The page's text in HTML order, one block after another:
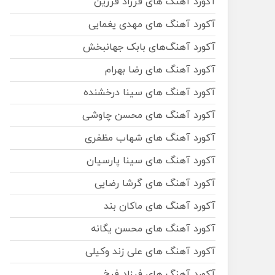
آکورد آهنگ های مهدی یغمایی
آکورد آهنگ‌های بابک جهانبخش
آکورد آهنگ های رضا بهرام
آکورد آهنگ های سینا درخشنده
آکورد آهنگ های محسن چاوشی
آکورد آهنگ های شهاب مظفری
آکورد آهنگ های سینا پارسیان
آکورد آهنگ های گرشا رضایی
آکورد آهنگ های ماکان بند
آکورد آهنگ های محسن یگانه
آکورد آهنگ های علی زند وکیلی